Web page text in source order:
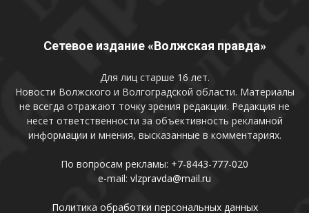
Сетевое издание «Волжская правда»
Для лиц старше 16 лет.
Новости Волжского и Волгоградской области. Материалы
не всегда отражают точку зрения редакции. Редакция не
несет ответственности за объективность рекламной
информации и мнения, высказанные в комментариях.
По вопросам рекламы: +7-8443-777-020
e-mail: vlzpravda@mail.ru
Политика обработки персональных данных